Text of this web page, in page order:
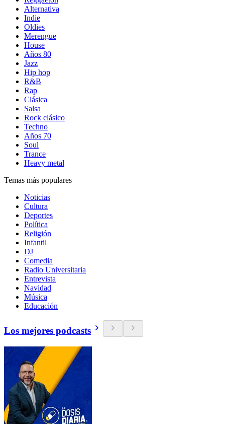
Alternativa
Indie
Oldies
Merengue
House
Años 80
Jazz
Hip hop
R&B
Rap
Clásica
Salsa
Rock clásico
Techno
Años 70
Soul
Trance
Heavy metal
Temas más populares
Noticias
Cultura
Deportes
Política
Religión
Infantil
DJ
Comedia
Radio Universitaria
Entrevista
Navidad
Música
Educación
Los mejores podcasts